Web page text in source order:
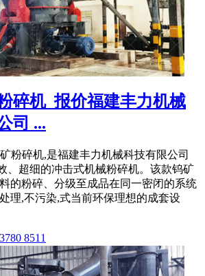
碎机_报价福建丰力机械
司 ...
粉碎机,是福建丰力机械科技有限公司
、超细的冲击式机械粉碎机。该款钨矿
的粉碎、分级至成品在同一密闭的系统
理,不污染,式当前环保理想的成套设
8511